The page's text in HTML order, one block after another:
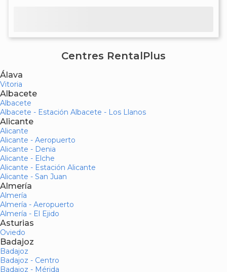
Centres RentalPlus
Álava
Vitoria
Albacete
Albacete
Albacete - Estación Albacete - Los Llanos
Alicante
Alicante
Alicante - Aeropuerto
Alicante - Denia
Alicante - Elche
Alicante - Estación Alicante
Alicante - San Juan
Almería
Almería
Almería - Aeropuerto
Almería - El Ejido
Asturias
Oviedo
Badajoz
Badajoz
Badajoz - Centro
Badajoz - Mérida